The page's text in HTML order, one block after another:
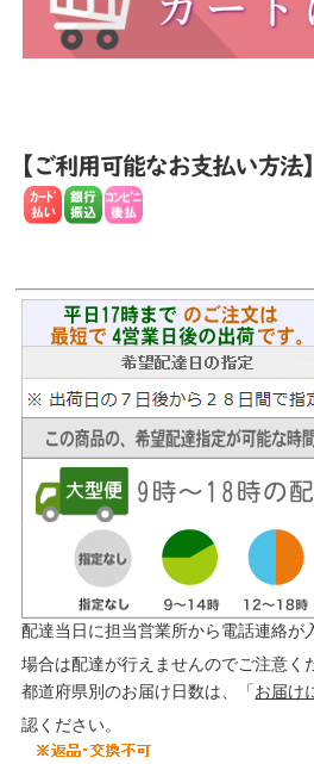
配達当日に担当営業所から電話連絡が
場合は配達が行えませんのでご注意く
都道府県別のお届け日数は、「お届け
認ください。